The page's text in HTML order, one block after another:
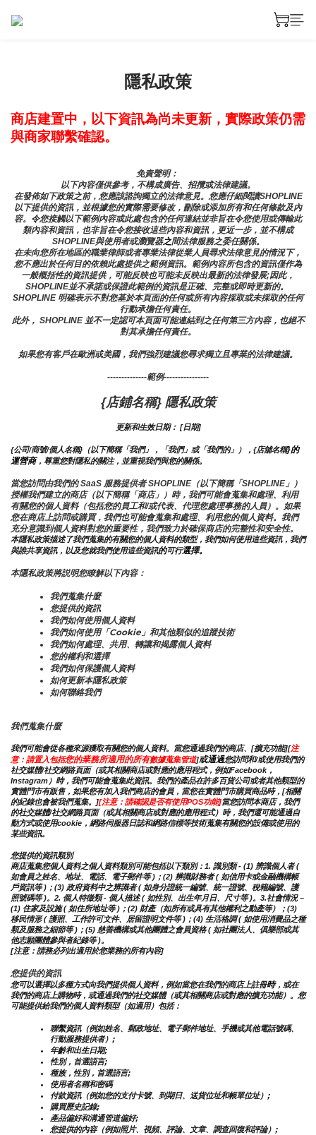
隱私政策
商店建置中，以下資訊為尚未更新，實際政策仍需
與商家聯繫確認。
免責聲明：
以下內容僅供參考，不構成廣告、招攬或法律建議。
在發佈如下政策之前，您應該諮詢獨立的法律意見。您應仔細閱讀SHOPLINE
以下提供的資訊，並根據您的實際需要修改，刪除或添加所有和任何條款及內
容。令您接觸以下範例內容或此處包含的任何連結並非旨在令您使用或傳輸此
類內容和資訊，也非旨在令您接收這些內容和資訊，更近一步，並不構成
SHOPLINE與使用者或瀏覽器之間法律服務之委任關係。
在未向您所在地區的職業律師或者專業法律從業人員尋求法律意見的情況下，
您不應出於任何目的依賴此處提供之範例資訊。範例內容所包含的資訊僅作為
一般概括性的資訊提供，可能反映也可能未反映出最新的法律發展;因此，
SHOPLINE並不承諾或保證此範例的資訊是正確、完整或即時更新的。
SHOPLINE 明確表示不對您基於本頁面的任何或所有內容採取或未採取的任何
行動承擔任何責任。
此外， SHOPLINE 並不一定認可本頁面可能連結到之任何第三方內容，也絕不
對其承擔任何責任。
如果您有客戶在歐洲或美國，我們強烈建議您尋求獨立且專業的法律建議。
--------------範例----------------
{店鋪名稱} 隱私政策
更新和生效日期： [日期]
{公司/商號/個人名稱}（以下簡稱「我們」，「我們」或「我們的」），{店舖名稱}的
運營商，尊重您對隱私的關注，並重視我們與您的關係。
當您訪問由我們的 SaaS 服務提供者 SHOPLINE（以下簡稱「SHOPLINE」）
授權我們建立的商店（以下簡稱「商店」）時，我們可能會蒐集和處理、利用
有關您的個人資料（包括您的員工和/或代表、代理您處理事務的人員）。如果
您在商店上訪問或購買，我們也可能會蒐集和處理、利用您的個人資料。我們
充分意識到個人資料對您的重要性，我們致力於確保商店的完整性和安全性。
本隱私政策描述了我們蒐集的有關您的個人資料的類型，我們如何使用這些資訊，我們
與誰共享資訊，以及您就我們使用這些資訊的可行選擇。
本隱私政策將説明您瞭解以下內容：
我們蒐集什麼
您提供的資訊
我們如何使用個人資料
我們如何使用「Cookie」和其他類似的追蹤技術
我們如何處理、共用、轉讓和揭露個人資料
您的權利和選擇
我們如何保護個人資料
如何更新本隱私政策
如何聯絡我們
我們蒐集什麼
我們可能會從各種來源獲取有關您的個人資料。當您通過我們的商店、[擴充功能][注
意：請置入包括您的業務所適用的所有數據蒐集管道]或通過您訪問和/或使用我們的
社交媒體/社交網路頁面（或其相關商店或對應的應用程式，例如Facebook，
Instagram）時，我們可能會蒐集此資訊。我們的產品在許多百貨公司或者其他類型的
實體門市有販售，如果您有加入我們商店的會員，當您在實體門市購買商品時，[相關
的紀錄也會被我們蒐集。][注意：請確認是否有使用POS功能]當您訪問本商店，我們
的社交媒體/社交網路頁面（或其相關商店或對應的應用程式）時，我們還可能通過自
動方式或使用cookie，網路伺服器日誌和網路信標等技術蒐集有關您的設備或使用的
某些資訊。
您提供的資訊類別
商店蒐集您個人資料之個人資料類別可能包括以下類別：1. 識別類 - (1) 辨識個人者 (
如會員之姓名、地址、電話、電子郵件等 )；(2) 辨識財務者 ( 如信用卡或金融機構帳
戶資訊等 )；(3) 政府資料中之辨識者 ( 如身分證統一編號、統一證號、稅籍編號、護
照號碼等 )。2. 個人特徵類 - 個人描述 ( 如性別、出生年月日、尺寸等 )。3.社會情況 –
(1) 住家及設施 ( 如住所地址等 )；(2) 財產（如所有或具有其他權利之動產等）；(3)
移民情形 ( 護照、工作許可文件、居留證明文件等 )；(4) 生活格調 ( 如使用消費品之種
類及服務之細節等 )；(5) 慈善機構或其他團體之會員資格 ( 如社團法人、俱樂部或其
他志願團體參與者紀錄等 )。
[注意：請務必列出適用於您業務的所有內容]
您提供的資訊
您可以選擇以多種方式向我們提供個人資料，例如當您在我們的商店上註冊時，或在
我們的商店上購物時，或通過我們的社交媒體（或其相關商店或對應的擴充功能）。您
可能提供給我們的個人資料類型（如適用）包括：
聯繫資訊（例如姓名、郵政地址、電子郵件地址、手機或其他電話號碼、
行動服務提供者）;
年齡和出生日期;
性別，首選語言;
種族，性別，首選語言;
使用者名稱和密碼
付款資訊（例如您的支付卡號、到期日、送貨位址和帳單位址）;
購買歷史記錄;
產品偏好和溝通管道偏好;
您提供的內容（例如照片、視頻、評論、文章、調查回復和評論）;